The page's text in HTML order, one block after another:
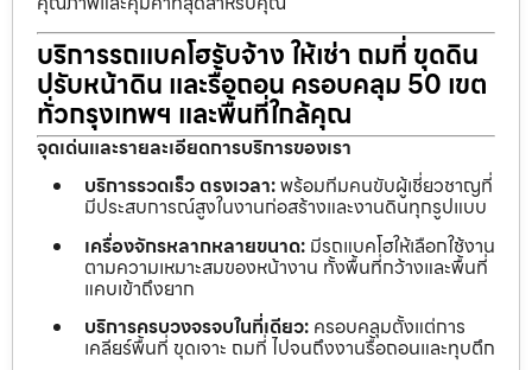
บริการรถแบคโฮรับจ้าง ให้เช่า ถมที่ ขุดดิน
ปรับหน้าดิน และรื้อถอน ครอบคลุม 50 เขต
ทั่วกรุงเทพฯ และพื้นที่ใกล้คุณ
จุดเด่นและรายละเอียดการบริการของเรา
บริการรวดเร็ว ตรงเวลา:พร้อมทีมคนขับผู้เชี่ยวชาญที่
มีประสบการณ์สูงในงานก่อสร้างและงานดินทุกรูปแบบ
เครื่องจักรหลากหลายขนาด: มีรถแบคโฮให้เลือกใช้งาน
ตามความเหมาะสมของหน้างาน ทั้งพื้นที่กว้างและพื้นที่
แคบเข้าถึงยาก
บริการครบวงจรจบในที่เดียว: ครอบคลุมตั้งแต่การ
เคลียร์พื้นที่ ขุดเจาะ ถมที่ ไปจนถึงงานรื้อถอนและทุบตึก